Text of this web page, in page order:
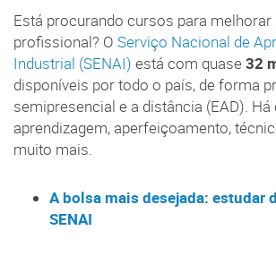
Está procurando cursos para
profissional? O Serviço Nacional de
Industrial (SENAI) está com quase32
disponíveis por todo o país, de forma
semipresencial e a distância (EAD).
aprendizagem, aperfeiçoamento,
muito mais.
A bolsa mais desejada: estudar
SENAI